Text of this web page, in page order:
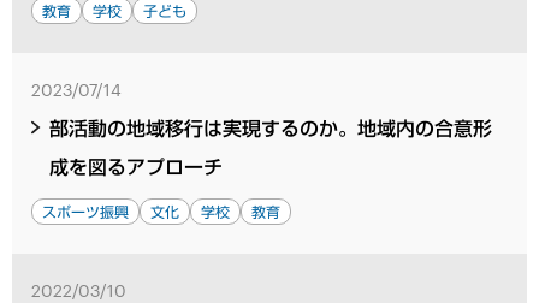
教育 学校 子ども
2023/07/14
部活動の地域移行は実現するのか。地域内の合意形
成を図るアプローチ
スポーツ振興 文化 学校 教育
2022/03/10